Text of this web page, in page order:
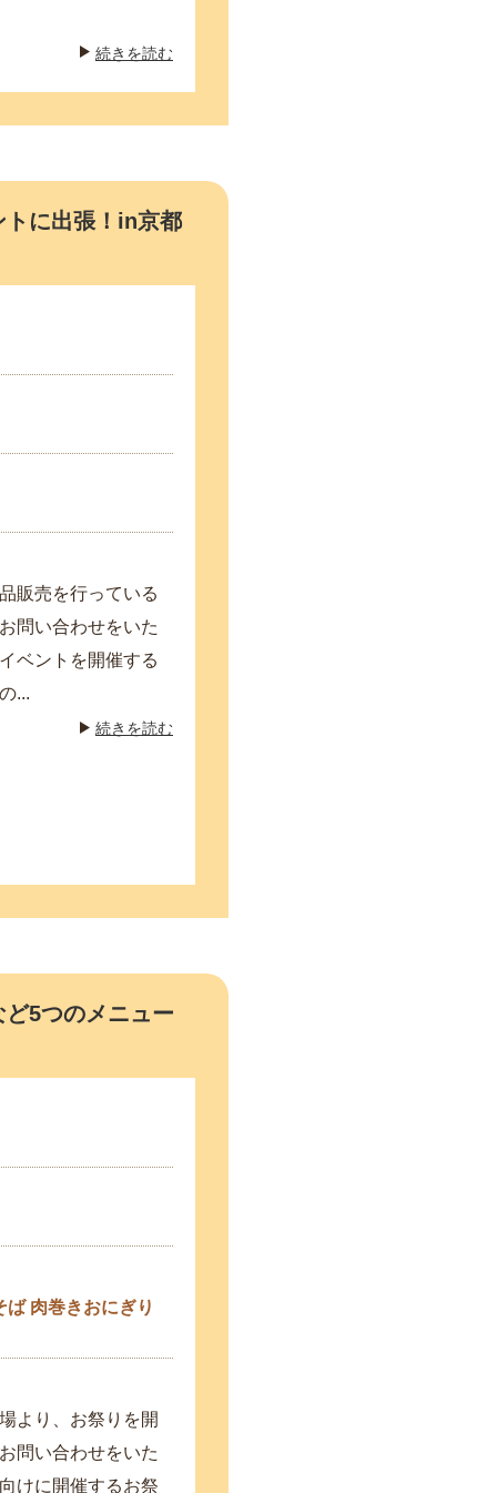
続きを読む
トに出張！in京都
販売を行っている
問い合わせをいた
ベントを開催する
...
続きを読む
5つのメニュー
ば 肉巻きおにぎり
より、お祭りを開
問い合わせをいた
けに開催するお祭